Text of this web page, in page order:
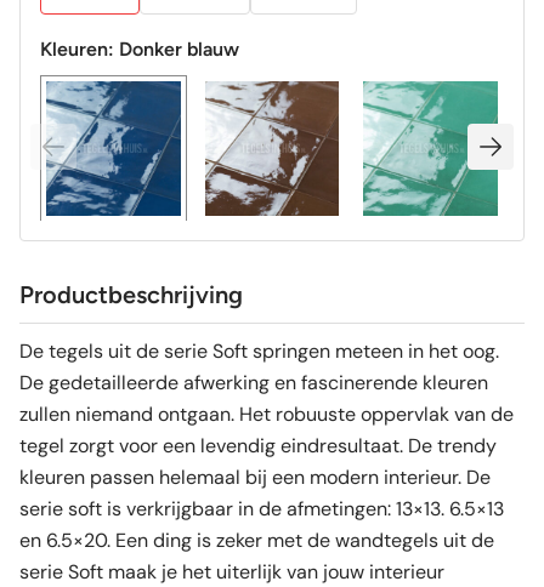
Kleuren: Donker blauw
Productbeschrijving
De tegels uit de serie Soft springen meteen in het oog.
De gedetailleerde afwerking en fascinerende kleuren
zullen niemand ontgaan. Het robuuste oppervlak van de
tegel zorgt voor een levendig eindresultaat. De trendy
kleuren passen helemaal bij een modern interieur. De
serie soft is verkrijgbaar in de afmetingen: 13×13. 6.5×13
en 6.5×20. Een ding is zeker met de wandtegels uit de
serie Soft maak je het uiterlijk van jouw interieur